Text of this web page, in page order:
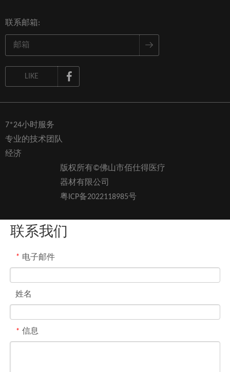
联系邮箱:
LIKE
7*24小时服务
专业的技术团队
经济
版权所有©佛山市佰仕得医疗
器材有限公司
粤ICP备2022118985号
联系我们
* 电子邮件
姓名
* 信息